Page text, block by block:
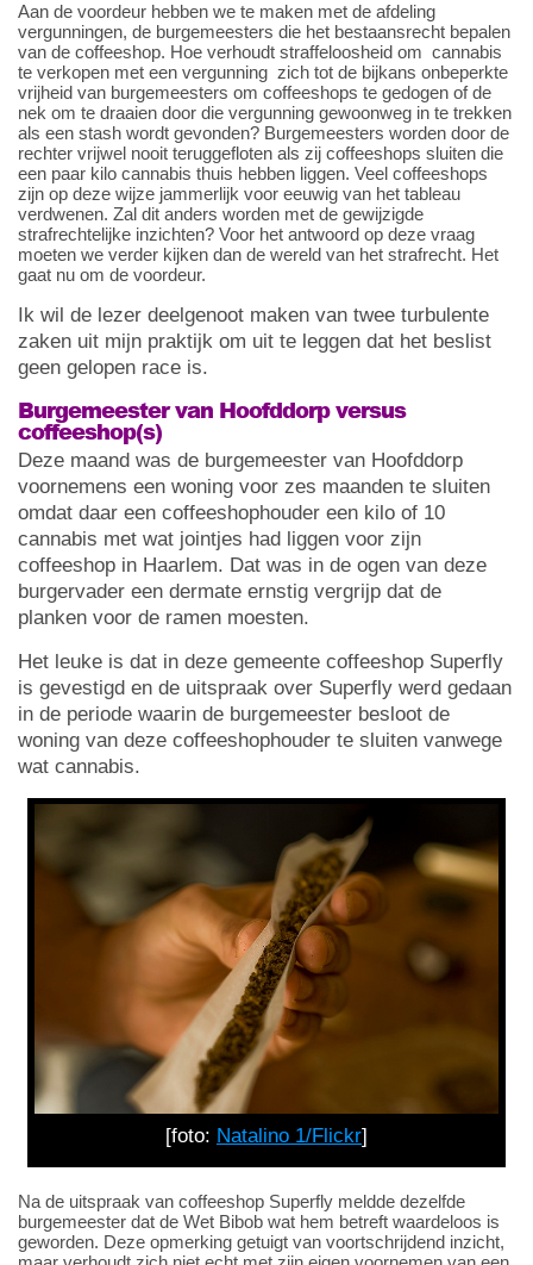
Aan de voordeur hebben we te maken met de afdeling
vergunningen, de burgemeesters die het bestaansrecht bepalen
van de coffeeshop. Hoe verhoudt straffeloosheid om cannabis
te verkopen met een vergunning zich tot de bijkans onbeperkte
vrijheid van burgemeesters om coffeeshops te gedogen of de
nek om te draaien door die vergunning gewoonweg in te trekken
als een stash wordt gevonden? Burgemeesters worden door de
rechter vrijwel nooit teruggefloten als zij coffeeshops sluiten die
een paar kilo cannabis thuis hebben liggen. Veel coffeeshops
zijn op deze wijze jammerlijk voor eeuwig van het tableau
verdwenen. Zal dit anders worden met de gewijzigde
strafrechtelijke inzichten? Voor het antwoord op deze vraag
moeten we verder kijken dan de wereld van het strafrecht. Het
gaat nu om de voordeur.
Ik wil de lezer deelgenoot maken van twee turbulente
zaken uit mijn praktijk om uit te leggen dat het beslist
geen gelopen race is.
Burgemeester van Hoofddorp versus
coffeeshop(s)
Deze maand was de burgemeester van Hoofddorp
voornemens een woning voor zes maanden te sluiten
omdat daar een coffeeshophouder een kilo of 10
cannabis met wat jointjes had liggen voor zijn
coffeeshop in Haarlem. Dat was in de ogen van deze
burgervader een dermate ernstig vergrijp dat de
planken voor de ramen moesten.
Het leuke is dat in deze gemeente coffeeshop Superfly
is gevestigd en de uitspraak over Superfly werd gedaan
in de periode waarin de burgemeester besloot de
woning van deze coffeeshophouder te sluiten vanwege
wat cannabis.
[foto: Natalino 1/Flickr]
Na de uitspraak van coffeeshop Superfly meldde dezelfde
burgemeester dat de Wet Bibob wat hem betreft waardeloos is
geworden. Deze opmerking getuigt van voortschrijdend inzicht,